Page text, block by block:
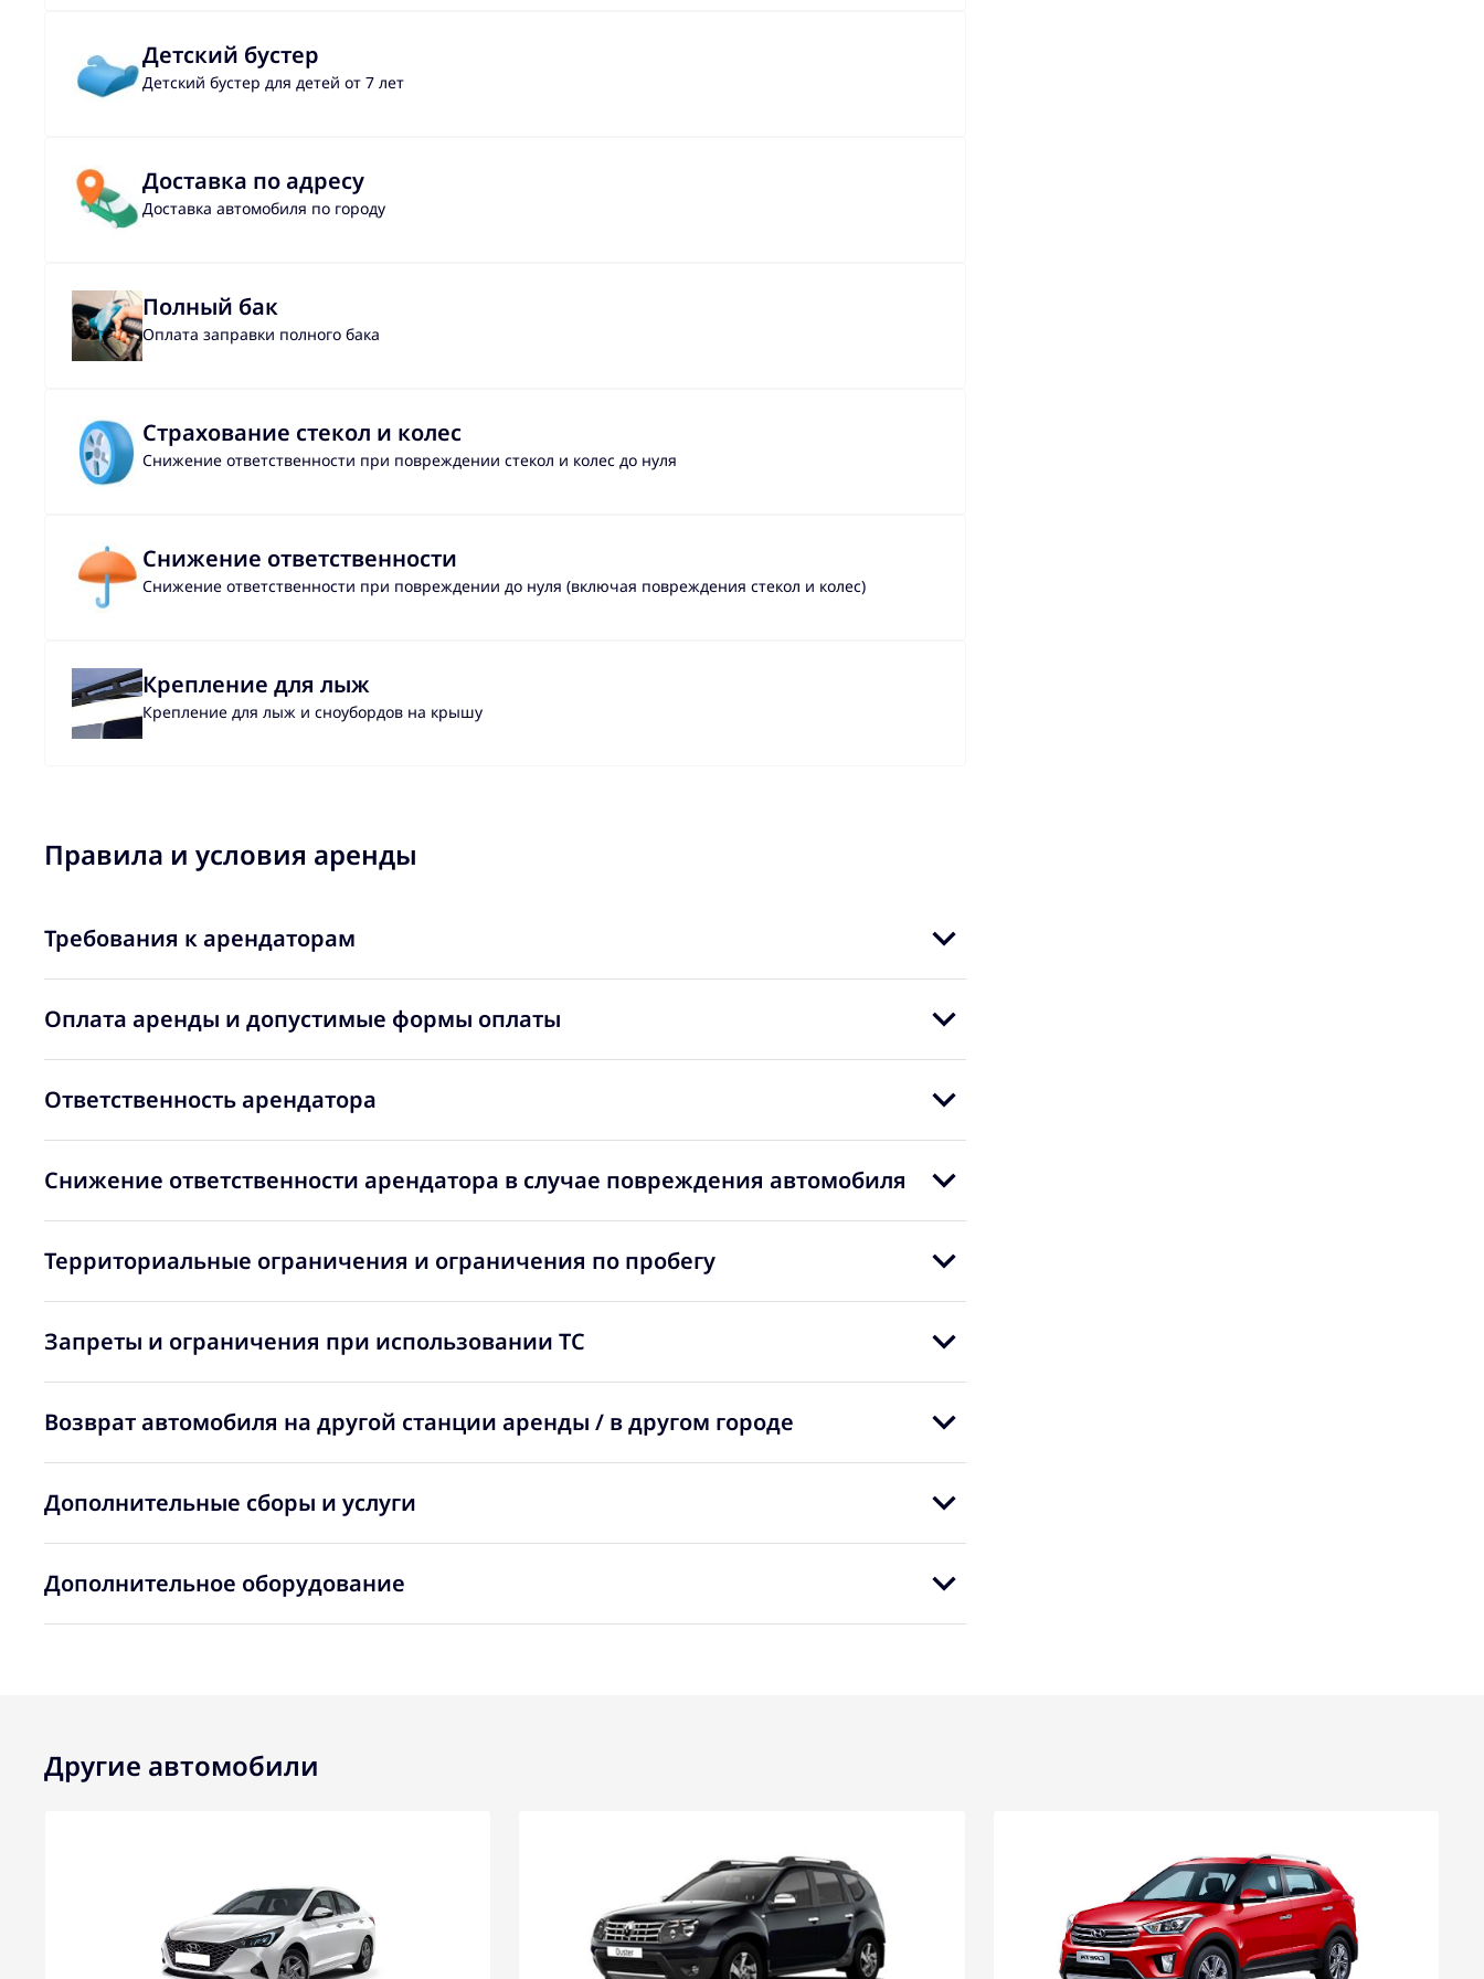
Детский бустер
Детский бустер для детей от 7 лет
Доставка по адресу
Доставка автомобиля по городу
Полный бак
Оплата заправки полного бака
Страхование стекол и колес
Снижение ответственности при повреждении стекол и колес до нуля
Снижение ответственности
Снижение ответственности при повреждении до нуля (включая повреждения стекол и колес)
Крепление для лыж
Крепление для лыж и сноубордов на крышу
Правила и условия аренды
Требования к арендаторам
Оплата аренды и допустимые формы оплаты
Ответственность арендатора
Снижение ответственности арендатора в случае повреждения автомобиля
Территориальные ограничения и ограничения по пробегу
Запреты и ограничения при использовании ТС
Возврат автомобиля на другой станции аренды / в другом городе
Дополнительные сборы и услуги
Дополнительное оборудование
Другие автомобили